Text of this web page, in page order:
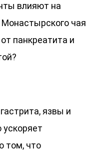
влияют на
чая
панкреатита и
язвы и
ускоряет
том, что